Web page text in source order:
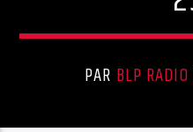
PAR BLP RADIO